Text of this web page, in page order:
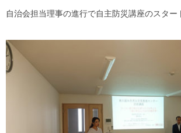
自治会担当理事の進行で自主防災講座のスター